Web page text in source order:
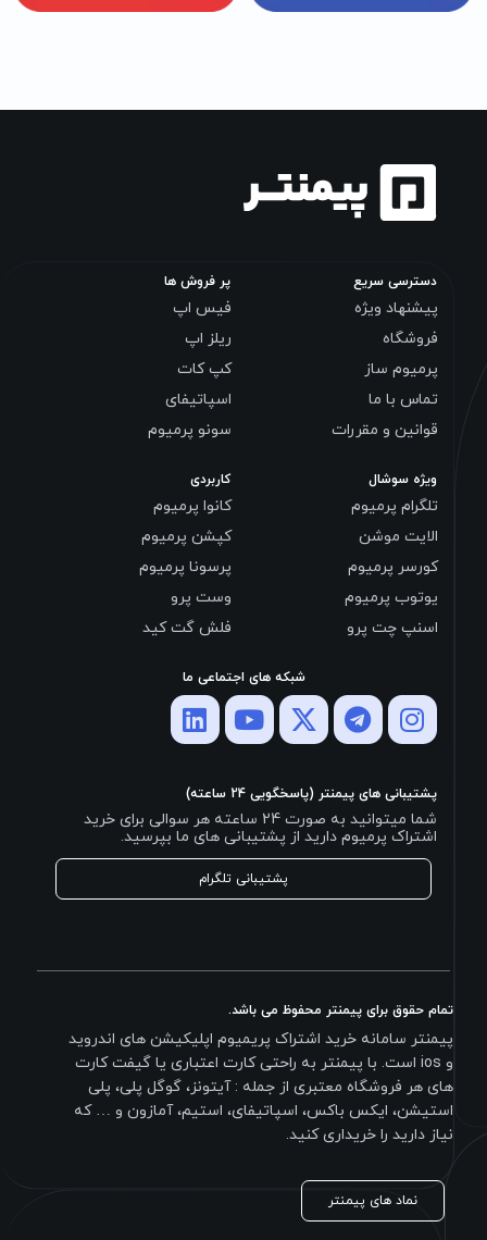
دسترسی سریع
پیشنهاد ویژه
فروشگاه
پرمیوم ساز
تماس با ما
قوانین و مقررات
پر فروش ها
فیس اپ
ریلز اپ
کپ کات
اسپاتیفای
سونو پرمیوم
ویژه سوشال
تلگرام پرمیوم
الایت موشن
کورسر پرمیوم
یوتوب پرمیوم
اسنپ چت پرو
کاربردی
کانوا پرمیوم
کپشن پرمیوم
پرسونا پرمیوم
وست پرو
فلش گت کید
شبکه های اجتماعی ما
پشتیبانی های پیمنتر (پاسخگویی 24 ساعته)
شما میتوانید به صورت 24 ساعته هر سوالی برای خرید
اشتراک پرمیوم دارید از پشتیبانی های ما بپرسید.
پشتیبانی تلگرام
تمام حقوق برای پیمنتر محفوظ می باشد.
پیمنتر سامانه خرید اشتراک پریمیوم اپلیکیشن های اندروید
و ios است. با پیمنتر به راحتی کارت اعتباری یا گیفت کارت
های هر فروشگاه معتبری از جمله : آیتونز، گوگل پلی، پلی
استیشن، ایکس باکس، اسپاتیفای، استیم، آمازون و … که
نیاز دارید را خریداری کنید.
نماد های پیمنتر